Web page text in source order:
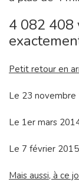
4 082 408
Petit retour en
Le 23
Le 1er mars
Le 7 février
Mais aussi, à ce